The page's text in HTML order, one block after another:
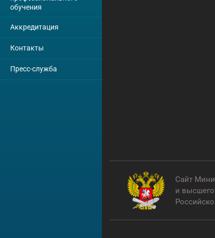
обучения
Аккредитация
Контакты
Пресс-служба
Сайт
и